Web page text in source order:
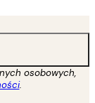
osobowych,
.